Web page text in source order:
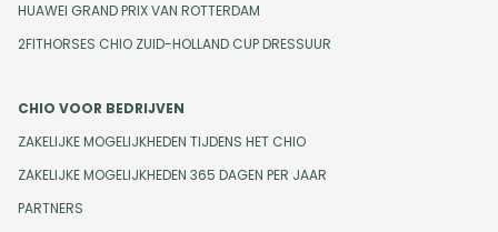
HUAWEI GRAND PRIX VAN ROTTERDAM
2FITHORSES CHIO ZUID-HOLLAND CUP DRESSUUR
CHIO VOOR BEDRIJVEN
ZAKELIJKE MOGELIJKHEDEN TIJDENS HET CHIO
ZAKELIJKE MOGELIJKHEDEN 365 DAGEN PER JAAR
PARTNERS